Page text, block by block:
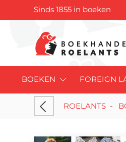
Sinds 1855 in boeken
BOEKEN FOREIGN
ROELANTS -